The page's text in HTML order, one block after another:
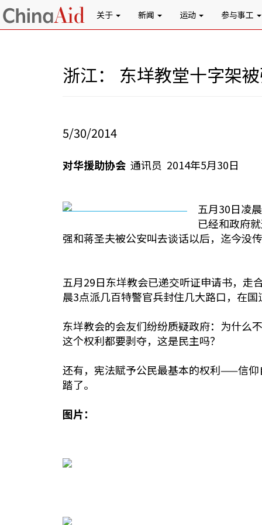
关于 新闻 运动 参与事工
浙江： 东垟教堂十字架
5/30/2014
对华援助协会 通讯员 2014年5月30日
五月30日凌
已经和政府
强和蒋圣夫被公安叫去谈话以后，迄今没
五月29日东垟教会已递交听证申请书，走
晨3点派几百特警官兵封住几大路口，在
东垟教会的会友们纷纷质疑政府：为什么
这个权利都要剥夺，这是民主吗？
还有，宪法赋予公民最基本的权利——信
踏了。
图片：